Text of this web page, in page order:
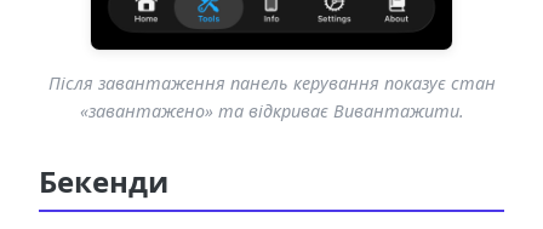
Після завантаження панель керування показує стан
«завантажено» та відкриває Вивантажити.
Бекенди